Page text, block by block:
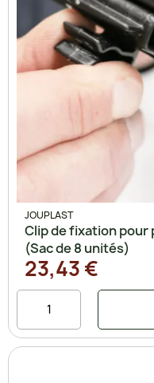
JOUPLAST
Clip de fixation
(Sac de 8 unités)
23,43 €